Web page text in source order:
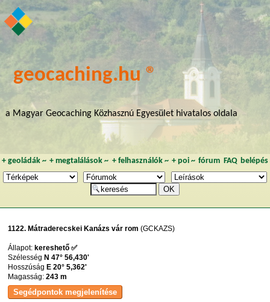
geocaching.hu ®
a Magyar Geocaching Közhasznú Egyesület hivatalos oldala
+ geoládák~ +megtalálások ~ + felhasználók~ + poi~ fórum FAQ belépés
1122. Mátraderecskei Kanázs vár rom (GCKAZS)
Állapot:kereshető ✅
SzélességN 47° 56,430'
HosszúságE 20° 5,362'
Magasság:243 m